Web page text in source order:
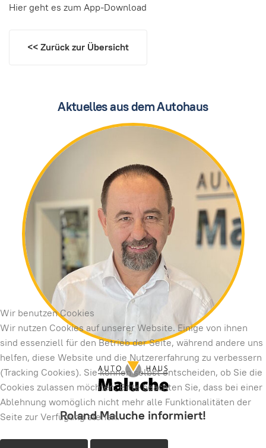
Hier geht es zum App-Download
<< Zurück zur Übersicht
Aktuelles aus dem Autohaus
Roland Maluche informiert!
Wir benutzen Cookies
Wir nutzen Cookies auf unserer Website. Einige von ihnen
sind essenziell für den Betrieb der Seite, während andere uns
helfen, diese Website und die Nutzererfahrung zu verbessern
(Tracking Cookies). Sie können selbst entscheiden, ob Sie die
Cookies zulassen möchten. Bitte beachten Sie, dass bei einer
Ablehnung womöglich nicht mehr alle Funktionalitäten der
Seite zur Verfügung stehen.